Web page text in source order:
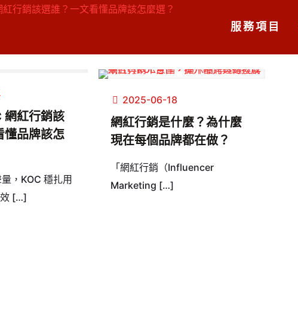
服務項目
網紅行銷該
懂品牌該怎
，KOC 穩扎用
[…]
2025-06-18
網紅行銷是什麼？為什麼
現在每個品牌都在做？
「網紅行銷（Influencer
Marketing […]